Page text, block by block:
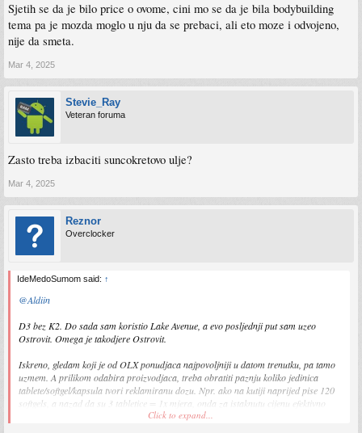
Sjetih se da je bilo price o ovome, cini mo se da je bila bodybuilding
tema pa je mozda moglo u nju da se prebaci, ali eto moze i odvojeno,
nije da smeta.
Mar 4, 2025
Stevie_Ray
Veteran foruma
Zasto treba izbaciti suncokretovo ulje?
Mar 4, 2025
Reznor
Overclocker
IdeMedoSumom said: ↑
@Aldiin
D3 bez K2. Do sada sam koristio Lake Avenue, a evo posljednji put sam uzeo
Ostrovit. Omega je takodjere Ostrovit.
Iskreno, gledam koji je od OLX ponudjaca najpovoljniji u datom trenutku, pa tamo
uzmem. A prilikom odabira proizvodjaca, treba obratiti paznju koliko jedinica
tablete/softgel/kapsula tvori reklamiranu dozu. Npr. ako na kutiji naprijed pise 120
softgels, a nazad da su 3 tabletice = 1x mjera, onda za istaknutu cijenu efektivno
Click to expand...